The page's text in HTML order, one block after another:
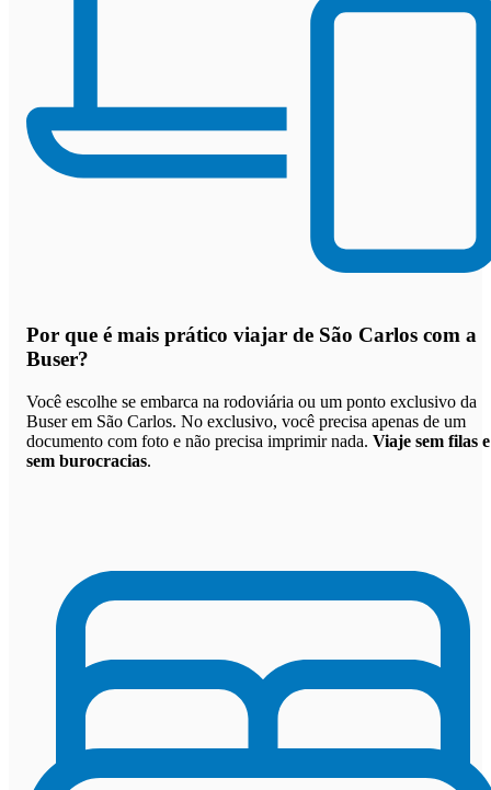
Por que é mais prático viajar de São Carlos com a
Buser?
Você escolhe se embarca na rodoviária ou um ponto exclusivo da
Buser em São Carlos. No exclusivo, você precisa apenas de um
documento com foto e não precisa imprimir nada. Viaje sem filas e
sem burocracias.